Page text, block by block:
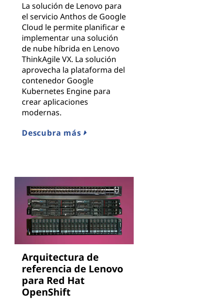
La solución de Lenovo para
el servicio Anthos de Google
Cloud le permite planificar e
implementar una solución
de nube híbrida en Lenovo
ThinkAgile VX. La solución
aprovecha la plataforma del
contenedor Google
Kubernetes Engine para
crear aplicaciones
modernas.
Descubra más
Arquitectura de
referencia de Lenovo
para Red Hat
OpenShift